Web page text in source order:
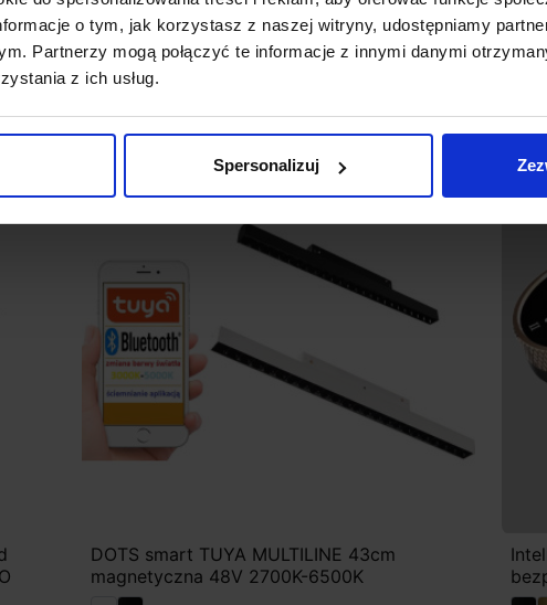
o tym, jak korzystasz z naszej witryny, udostępniamy
Partnerzy mogą połączyć te informacje z innymi danymi
z ich usług.
Spersonalizuj
DOTS smart TUYA MULTILINE 43cm
magnetyczna 48V 2700K-6500K